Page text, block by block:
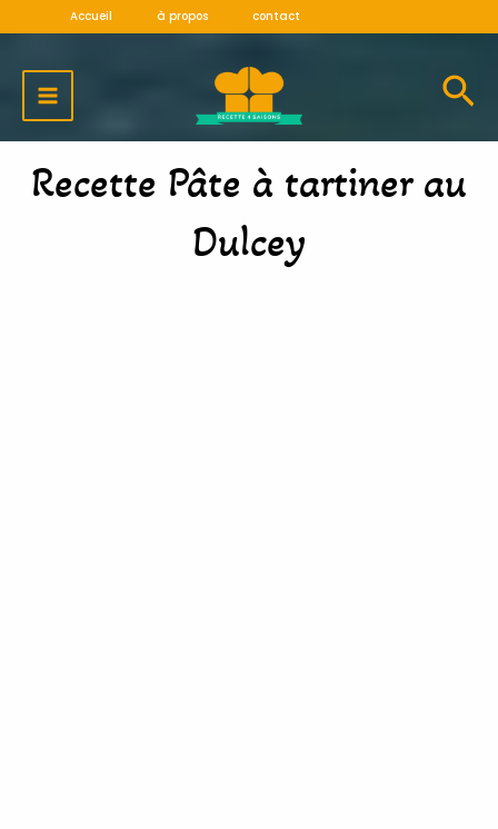
contenu
Accueil à propos contact
MENU
Recette Pâte à tartiner au
Dulcey